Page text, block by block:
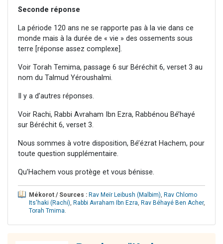
Seconde réponse
La période 120 ans ne se rapporte pas à la vie dans ce
monde mais à la durée de « vie » des ossements sous
terre [réponse assez complexe].
Voir Torah Temima, passage 6 sur Béréchit 6, verset 3 au
nom du Talmud Yéroushalmi.
Il y a d’autres réponses.
Voir Rachi, Rabbi Avraham Ibn Ezra, Rabbénou Bé’hayé
sur Béréchit 6, verset 3.
Nous sommes à votre disposition, Bé’ézrat Hachem, pour
toute question supplémentaire.
Qu’Hachem vous protège et vous bénisse.
Mékorot / Sources : Rav Meïr Leibush (Malbim), Rav Chlomo
Its'haki (Rachi), Rabbi Avraham Ibn Ezra, Rav Béhayé Ben Acher,
Torah Tmima.